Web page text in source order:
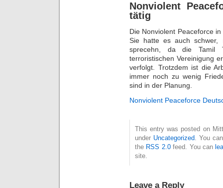
Nonviolent
tätig
Die Nonviolent Peaceforce
Sie hatte es auch schwer,
sprecehn, da die Tamil
terroristischen Vereinigung
verfolgt. Trotzdem ist die
immer noch zu wenig
sind in der Planung.
Nonviolent Peaceforce
This entry was posted on
under Uncategorized. You
the RSS 2.0feed. You can
site.
Leave a Reply